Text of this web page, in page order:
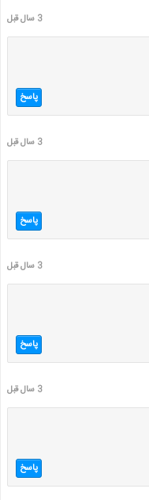
3 سال قبل
پاسخ
3 سال قبل
پاسخ
3 سال قبل
پاسخ
3 سال قبل
پاسخ